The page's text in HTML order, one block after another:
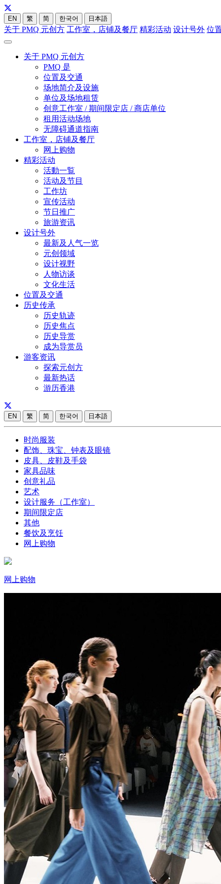
EN 繁 简 한국어 日本語
关于 PMQ 元创方 工作室，店铺及餐厅 精彩活动 设计号外 位
关于 PMQ 元创方
PMQ 是
位置及交通
场地简介及设施
单位及场地租赁
创意工作室 / 期间限定店 / 商店单位
租用活动场地
无障碍通道指南
工作室，店铺及餐厅
网上购物
精彩活动
活動一覧
活动及节目
工作坊
宣传活动
节日推广
旅游资讯
设计号外
最新及人气一览
元创领域
设计视野
人物访谈
文化生活
位置及交通
历史传承
历史轨迹
历史焦点
历史导赏
成为导赏员
游客资讯
探索元创方
最新热话
游历香港
EN 繁 简 한국어 日本語
时尚服装
配饰、珠宝、钟表及眼镜
皮具、皮鞋及手袋
家具品味
创意礼品
艺术
设计服务（工作室）
期间限定店
其他
餐饮及烹饪
网上购物
网上购物